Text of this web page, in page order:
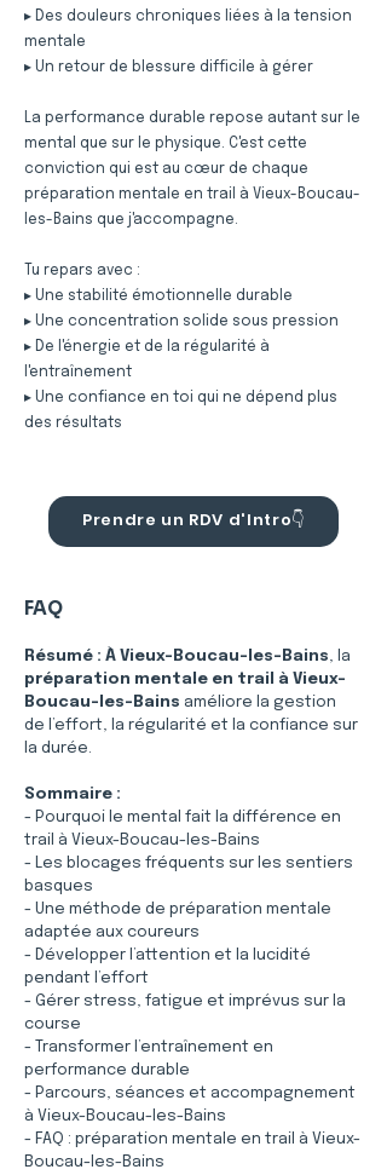
▸ Des douleurs chroniques liées à la tension
mentale
▸ Un retour de blessure difficile à gérer
La performance durable repose autant sur le
mental que sur le physique. C'est cette
conviction qui est au cœur de chaque
préparation mentale en trail à Vieux-Boucau-
les-Bains que j'accompagne.
Tu repars avec :
▸ Une stabilité émotionnelle durable
▸ Une concentration solide sous pression
▸ De l'énergie et de la régularité à
l'entraînement
▸ Une confiance en toi qui ne dépend plus
des résultats
Prendre un RDV d'Intro👇
FAQ
Résumé : À Vieux-Boucau-les-Bains, la
préparation mentale en trail à Vieux-
Boucau-les-Bains améliore la gestion
de l’effort, la régularité et la confiance sur
la durée.
Sommaire :
- Pourquoi le mental fait la différence en
trail à Vieux-Boucau-les-Bains
- Les blocages fréquents sur les sentiers
basques
- Une méthode de préparation mentale
adaptée aux coureurs
- Développer l’attention et la lucidité
pendant l’effort
- Gérer stress, fatigue et imprévus sur la
course
- Transformer l’entraînement en
performance durable
- Parcours, séances et accompagnement
à Vieux-Boucau-les-Bains
- FAQ : préparation mentale en trail à Vieux-
Boucau-les-Bains